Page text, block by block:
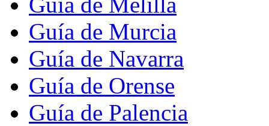
Guía de Murcia
Guía de Navarra
Guía de Orense
Guía de Palencia